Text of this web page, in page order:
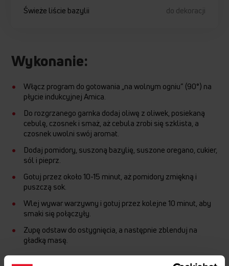
Świeże liście bazylii
do dekoracji
Wykonanie:
Włącz program do gotowania „na wolnym ogniu” (90°) na
płycie indukcyjnej Amica.
Do rozgrzanego garnka dodaj oliwę z oliwek, posiekaną
cebulę, czosnek i smaż, aż cebula zrobi się szklista, a
czosnek uwolni swój aromat.
Dodaj pomidory, suszoną bazylię, suszone oregano, cukier,
sól i pieprz.
Gotuj przez około 10-15 minut, aż pomidory zmiękną i
puszczą sok.
Wlej wywar warzywny i gotuj przez kolejne 10 minut, aby
smaki się połączyły.
Zupę odstaw do ostygnięcia, a następnie zblenduj na
gładką masę.